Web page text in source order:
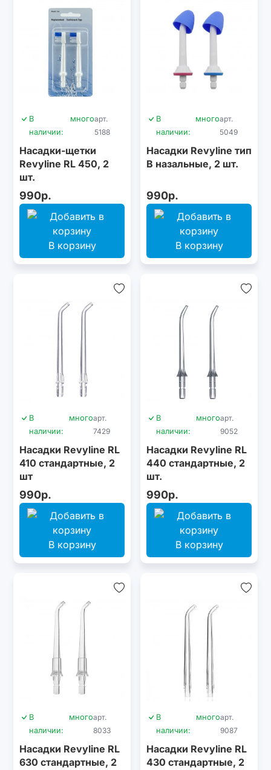
В
наличии:
многоарт.
5188
Насадки-щетки
Revyline RL 450, 2
шт.
990р.
В корзину
В
наличии:
многоарт.
5049
Насадки Revyline тип
В назальные, 2 шт.
990р.
В корзину
В
наличии:
многоарт.
7429
Насадки Revyline RL
410 стандартные, 2
шт
990р.
В корзину
В
наличии:
многоарт.
9052
Насадки Revyline RL
440 стандартные, 2
шт.
990р.
В корзину
В
наличии:
многоарт.
8033
Насадки Revyline RL
630 стандартные, 2
В
наличии:
многоарт.
9087
Насадки Revyline RL
430 стандартные, 2